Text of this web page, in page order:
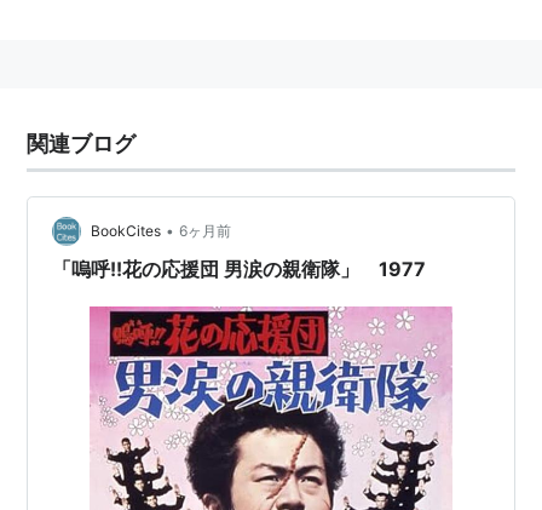
1978年度、第21回ブルーリボン助演女優賞受賞。対
象作品は「ダイナマイトどんどん」「雲霧仁左衛
門」。
1979年度、第4回報知映画主演女優賞受賞。対象作品
は「赫い髪の女」。
主な映画出演
私はこうして失った
団地妻シリーズ
四畳半襖の裏張り
関連ブログ
BookCites • 6ヶ月前
「嗚呼!!花の応援団 男涙の親衛隊」 1977